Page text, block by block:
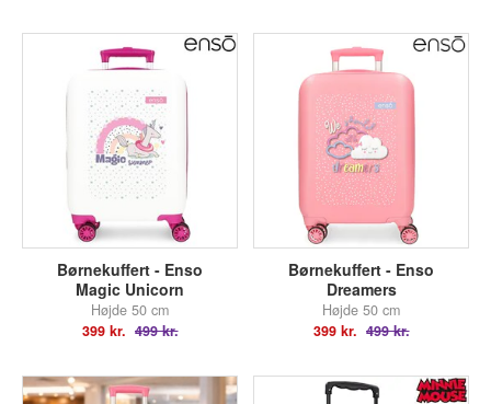
Børnekuffert - Enso
Magic Unicorn
Højde 50 cm
399 kr. 499 kr.
Børnekuffert - Enso
Dreamers
Højde 50 cm
399 kr. 499 kr.